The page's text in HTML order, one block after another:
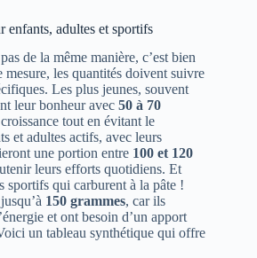
enfants, adultes et sportifs
de la même manière, c’est bien
les quantités doivent suivre
Les plus jeunes, souvent
leur bonheur avec 50 à 70
tout en évitant le
et adultes actifs, avec leurs
une portion entre 100 et 120
leurs efforts quotidiens. Et
sportifs qui carburent à la pâte !
150 grammes, car ils
et ont besoin d’un apport
un tableau synthétique qui offre